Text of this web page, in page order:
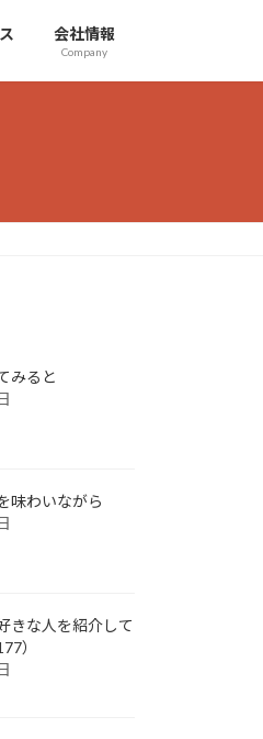
会社情報
Company
みると
味わいながら
きな人を紹介して
）